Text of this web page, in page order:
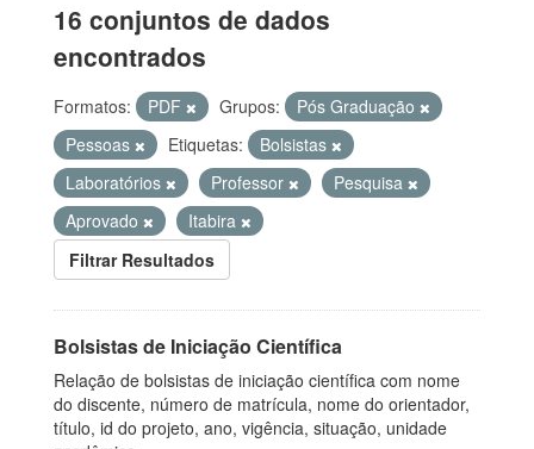
16 conjuntos de dados
encontrados
Formatos: PDF Grupos:
Pós Graduação
Pessoas
Etiquetas:
Bolsistas
Laboratórios
Professor
Pesquisa
Aprovado
Itabira
Filtrar Resultados
Bolsistas de Iniciação Científica
Relação de bolsistas de iniciação científica com nome
do discente, número de matrícula, nome do orientador,
título, id do projeto, ano, vigência, situação, unidade